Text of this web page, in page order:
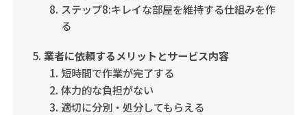
ステップ8:キレイな部屋を維持する仕組みを作
る
業者に依頼するメリットとサービス内容
短時間で作業が完了する
体力的な負担がない
適切に分別・処分してもらえる